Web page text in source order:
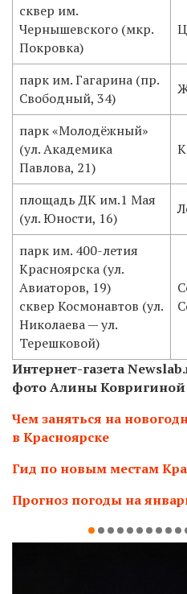
сквер им.
Чернышевского (мкр.
Покровка)
парк им. Гагарина (пр.
Свободный, 34)
парк «Молодёжный»
(ул. Академика
Павлова, 21)
площадь ДК им.1 Мая
(ул. Юности, 16)
парк им. 400-летия
Красноярска (ул.
Авиаторов, 19)
сквер Космонавтов (ул.
Николаева — ул.
Терешковой)
Интернет-газета
фото Алины Ковригиной
Чем заняться на
в Красноярске
Гид по новым местам
Прогноз погоды на